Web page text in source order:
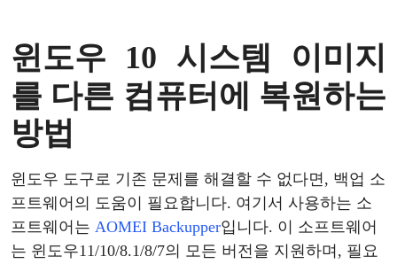
윈도우 10 시스템
이미지
를 다른 컴퓨터에 복원하는
방법
윈도우 도구로 기존 문제를 해결할 수 없다면 , 백업 소
프트웨어의 도움이 필요합니다. 여기서 사용하는 소
프트웨어는 AOMEI Backupper입니다. 이 소프트웨어
는 윈도우11/10/8.1/8/7의 모든 버전을 지원하며, 필요